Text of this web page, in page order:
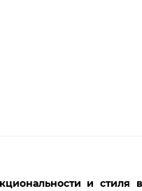
и стиля